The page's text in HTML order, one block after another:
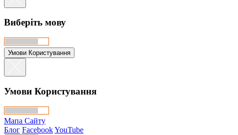
Виберіть мову
Умови Користування
Умови Користування
Мапа Сайту
Блог FacebookYouTube